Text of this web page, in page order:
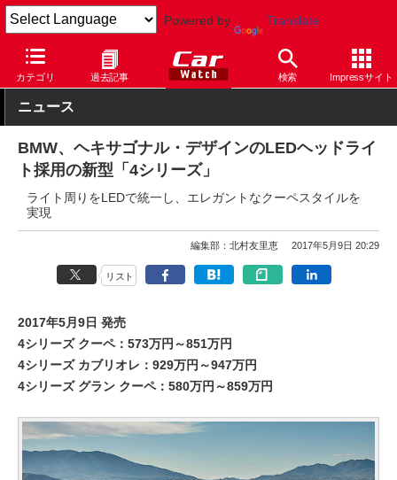
Powered by Translate
カテゴリ 過去記事 検索 Impressサイト
Car Watch 自動車 4シリーズ
ニュース
BMW、ヘキサゴナル・デザインのLEDヘッドライ
ト採用の新型「4シリーズ」
ライト周りをLEDで統一し、エレガントなクーペスタイルを
実現
編集部：北村友里恵 2017年5月9日 20:29
リスト
2017年5月9日 発売
4シリーズ クーペ：573万円～851万円
4シリーズ カブリオレ：929万円～947万円
4シリーズ グラン クーペ：580万円～859万円